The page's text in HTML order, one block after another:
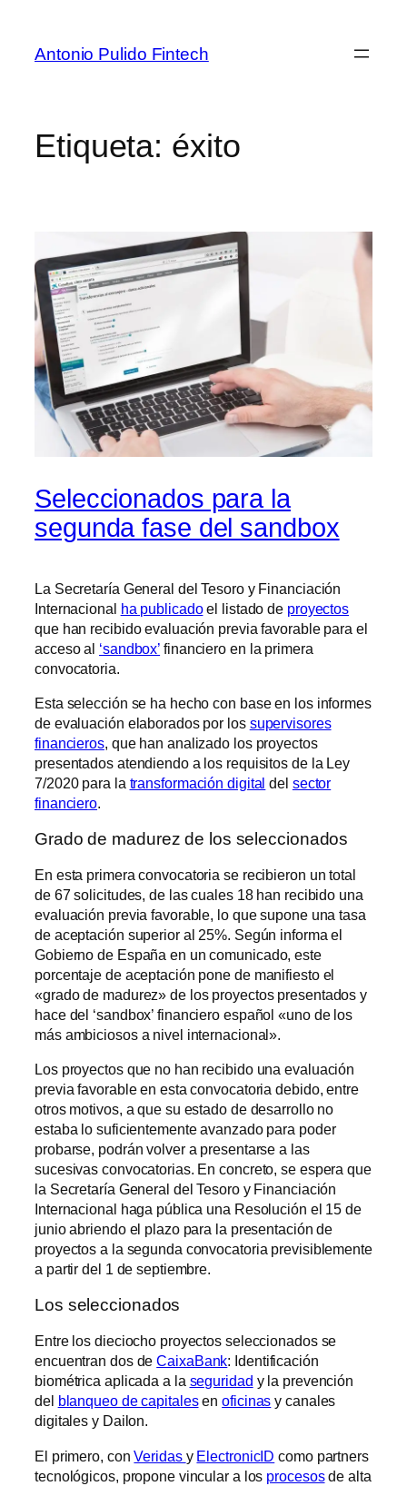
Antonio Pulido Fintech
Etiqueta: éxito
Seleccionados para la
segunda fase del sandbox
La Secretaría General del Tesoro y Financiación
Internacional ha publicadoel listado de proyectos
que han recibido evaluación previa favorable para el
acceso al ‘sandbox’ financiero en la primera
convocatoria.
Esta selección se ha hecho con base en los informes
de evaluación elaborados por los supervisores
financieros, que han analizado los proyectos
presentados atendiendo a los requisitos de la Ley
7/2020 para la transformación digital del sector
financiero.
Grado de madurez de los seleccionados
En esta primera convocatoria se recibieron un total
de 67 solicitudes, de las cuales 18 han recibido una
evaluación previa favorable, lo que supone una tasa
de aceptación superior al 25%. Según informa el
Gobierno de España en un comunicado, este
porcentaje de aceptación pone de manifiesto el
«grado de madurez» de los proyectos presentados y
hace del ‘sandbox’ financiero español «uno de los
más ambiciosos a nivel internacional».
Los proyectos que no han recibido una evaluación
previa favorable en esta convocatoria debido, entre
otros motivos, a que su estado de desarrollo no
estaba lo suficientemente avanzado para poder
probarse, podrán volver a presentarse a las
sucesivas convocatorias. En concreto, se espera que
la Secretaría General del Tesoro y Financiación
Internacional haga pública una Resolución el 15 de
junio abriendo el plazo para la presentación de
proyectos a la segunda convocatoria previsiblemente
a partir del 1 de septiembre.
Los seleccionados
Entre los dieciocho proyectos seleccionados se
encuentran dos deCaixaBank: Identificación
biométrica aplicada a la seguridad y la prevención
del blanqueo de capitalesenoficinas y canales
digitales y Dailon.
El primero, conVeridas y ElectronicID como partners
tecnológicos, propone vincular a los procesosde alta